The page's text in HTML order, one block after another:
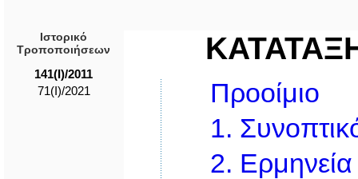
Ιστορικό
Τροποποιήσεων
141(I)/2011
71(I)/2021
Προοίμιο
1.
2. Ερμηνεία